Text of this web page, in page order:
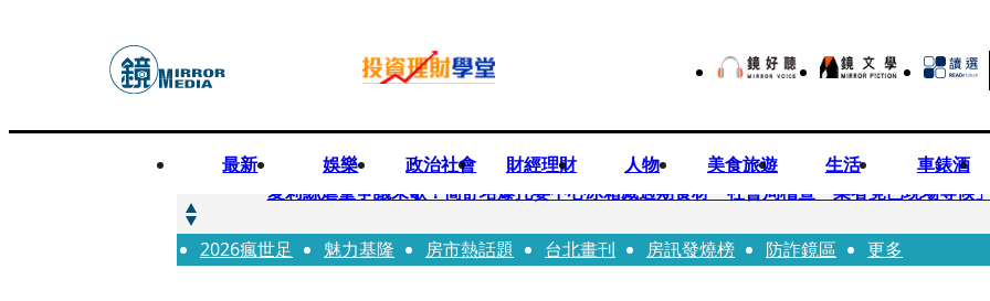
最新 娛樂 政治社會 財經理財 人物 美食旅遊 生活 車錶酒
快訊
夏莉絲虐童爭議未歇！簡舒培爆托嬰中心冰箱藏過期食材 社會局稽查「業者竟已現場等候
快訊
疊單計時算法現歧異 外送工會開戰Uber Eats
2026瘋世足 魅力基隆 房市熱話題 台北畫刊 房訊發燒榜 防詐鏡區 更多